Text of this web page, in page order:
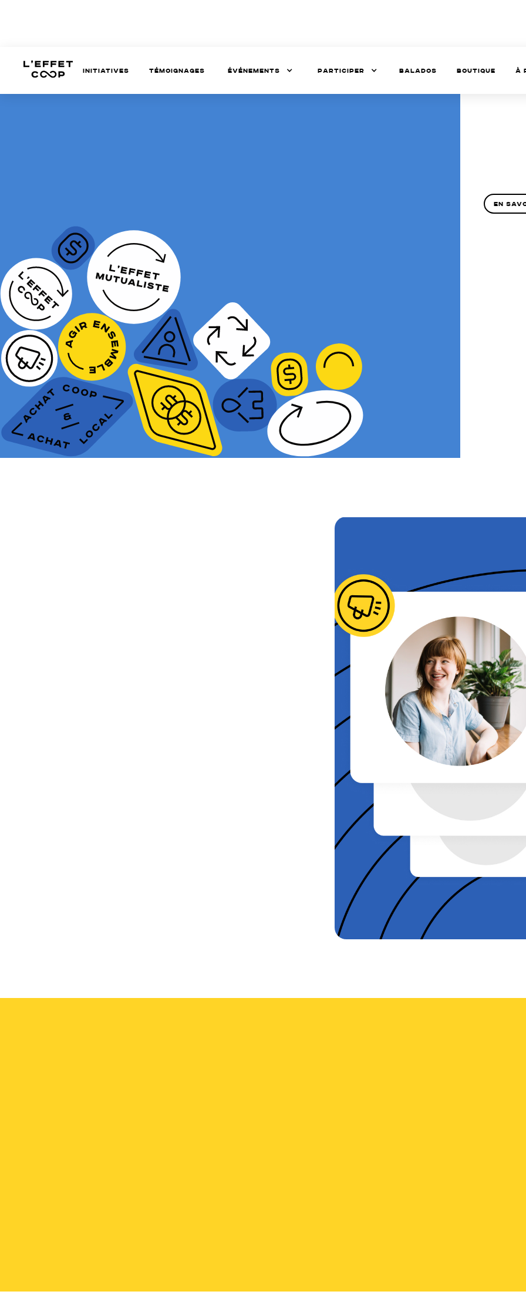
Initiatives témoignages Événements Participer balados Boutique à
En